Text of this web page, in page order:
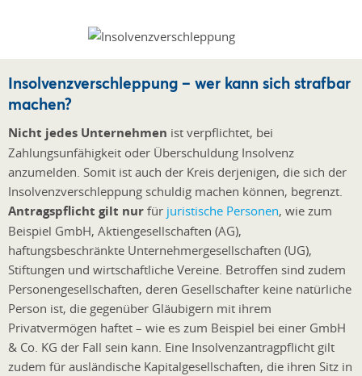
Insolvenzverschleppung – wer kann sich strafbar
machen?
Nicht jedes Unternehmen ist verpflichtet, bei
Zahlungsunfähigkeit oder Überschuldung Insolvenz
anzumelden. Somit ist auch der Kreis derjenigen, die sich der
Insolvenzverschleppung schuldig machen können, begrenzt.
Antragspflicht gilt nur für juristische Personen, wie zum
Beispiel GmbH, Aktiengesellschaften (AG),
haftungsbeschränkte Unternehmergesellschaften (UG),
Stiftungen und wirtschaftliche Vereine. Betroffen sind zudem
Personengesellschaften, deren Gesellschafter keine natürliche
Person ist, die gegenüber Gläubigern mit ihrem
Privatvermögen haftet – wie es zum Beispiel bei einer GmbH
& Co. KG der Fall sein kann. Eine Insolvenzantragpflicht gilt
zudem für ausländische Kapitalgesellschaften, die ihren Sitz in